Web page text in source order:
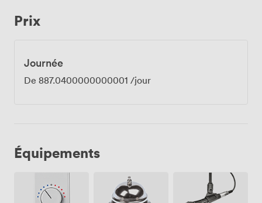
Prix
Journée
De 887.0400000000001 /jour
Équipements